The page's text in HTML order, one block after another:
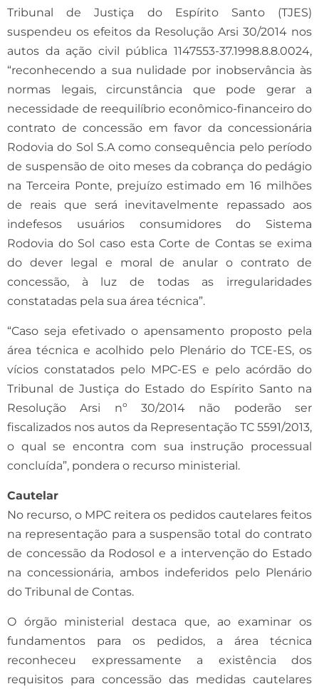
Tribunal de Justiça do Espírito Santo (TJES)
suspendeu os efeitos da Resolução Arsi 30/2014 nos
autos da ação civil pública 1147553-37.1998.8.8.0024,
“reconhecendo a sua nulidade por inobservância às
normas legais, circunstância que pode gerar a
necessidade de reequilíbrio econômico-financeiro do
contrato de concessão em favor da concessionária
Rodovia do Sol S.A como consequência pelo período
de suspensão de oito meses da cobrança do pedágio
na Terceira Ponte, prejuízo estimado em 16 milhões
de reais que será inevitavelmente repassado aos
indefesos usuários consumidores do Sistema
Rodovia do Sol caso esta Corte de Contas se exima
do dever legal e moral de anular o contrato de
concessão, à luz de todas as irregularidades
constatadas pela sua área técnica”.
“Caso seja efetivado o apensamento proposto pela
área técnica e acolhido pelo Plenário do TCE-ES, os
vícios constatados pelo MPC-ES e pelo acórdão do
Tribunal de Justiça do Estado do Espírito Santo na
Resolução Arsi nº 30/2014 não poderão ser
fiscalizados nos autos da Representação TC 5591/2013,
o qual se encontra com sua instrução processual
concluída”, pondera o recurso ministerial.
Cautelar
No recurso, o MPC reitera os pedidos cautelares feitos
na representação para a suspensão total do contrato
de concessão da Rodosol e a intervenção do Estado
na concessionária, ambos indeferidos pelo Plenário
do Tribunal de Contas.
O órgão ministerial destaca que, ao examinar os
fundamentos para os pedidos, a área técnica
reconheceu expressamente a existência dos
requisitos para concessão das medidas cautelares